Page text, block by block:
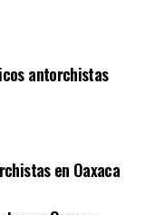
antorchistas
en Oaxaca